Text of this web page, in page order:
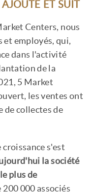
ET SUIT
Centers, nous
et employés, qui,
dans l'activité
de la
5 Market
les ventes ont
de collectes de
s'est
la société
plus de
200 000 associés